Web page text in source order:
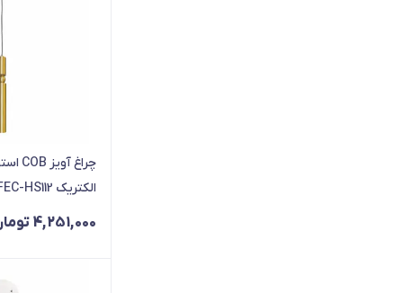
الکتریک FEC-HS112
4,251,000